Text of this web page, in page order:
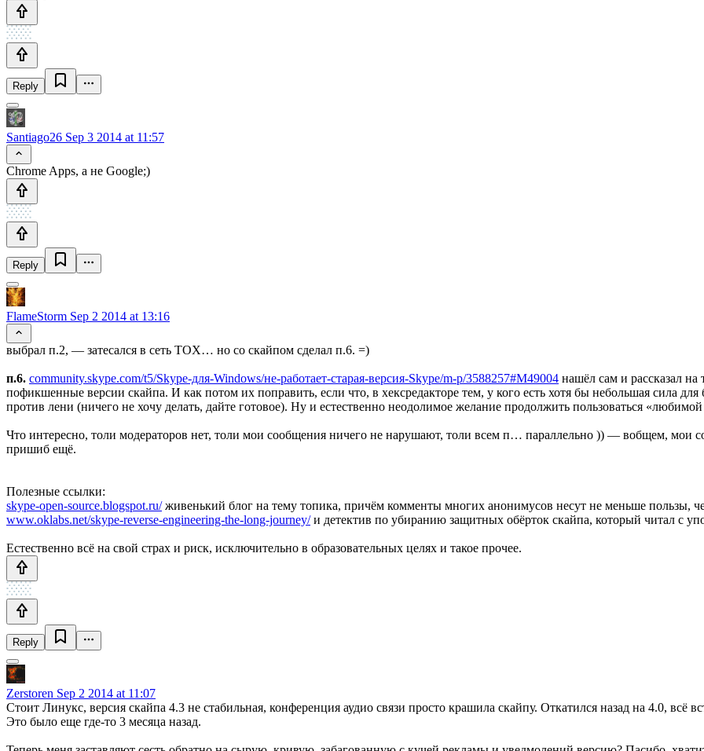
Reply
Santiago26 Sep 3 2014 at 11:57
Chrome Apps, а не Google;)
Reply
FlameStorm Sep 2 2014 at 13:16
выбрал п.2, — затесался в сеть TOX… но со скайпом сделал п.6. =)
п.6. community.skype.com/t5/Skype-для-Windows/не-работает-старая-версия-Skype/m-p/3588257#M49004 нашёл сам и рассказал
пофикшенные версии скайпа. И как потом их поправить, если что, в хексредакторе тем, у кого есть хотя бы небольшая сила
против лени (ничего не хочу делать, дайте готовое). Ну и естественно неодолимое желание продолжить пользоваться
Что интересно, толи модераторов нет, толи мои сообщения ничего не нарушают, толи всем п… параллельно )) — вобщем, мои
пришиб ещё.
Полезные ссылки:
skype-open-source.blogspot.ru/живенький блог на тему топика, причём комменты многих анонимусов несут не меньше пользы,
www.oklabs.net/skype-reverse-engineering-the-long-journey/и детектив по убиранию защитных обёрток скайпа, который читал с
Естественно всё на свой страх и риск, исключительно в образовательных целях и такое прочее.
Reply
Zerstoren Sep 2 2014 at 11:07
Стоит Линукс, версия скайпа 4.3 не стабильная, конференция аудио связи просто крашила скайпу. Откатился назад на 4.0, всё
Это было еще где-то 3 месяца назад.